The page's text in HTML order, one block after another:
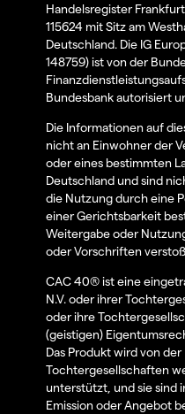
Handelsregister
115624 mit Sitz am
Deutschland. Die IG
148759) ist von der
Bundesbank autorisiert
Die Informationen auf
nicht an Einwohner der
oder eines bestimmten
Deutschland und sind
die Nutzung durch eine
einer Gerichtsbarkeit
Weitergabe oder
oder Vorschriften
CAC 40® ist eine
N.V. oder ihrer
oder ihre
(geistigen)
Das Produkt wird von
Tochtergesellschaften
unterstützt, und sie sind
Emission oder Angebot